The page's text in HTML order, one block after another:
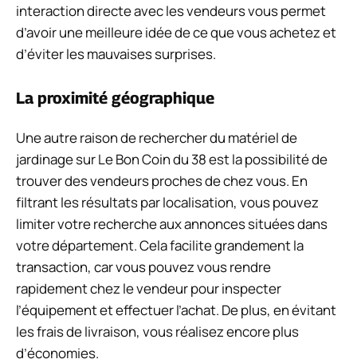
interaction directe avec les vendeurs vous permet
d’avoir une meilleure idée de ce que vous achetez et
d’éviter les mauvaises surprises.
La proximité géographique
Une autre raison de rechercher du matériel de
jardinage sur Le Bon Coin du 38 est la possibilité de
trouver des vendeurs proches de chez vous. En
filtrant les résultats par localisation, vous pouvez
limiter votre recherche aux annonces situées dans
votre département. Cela facilite grandement la
transaction, car vous pouvez vous rendre
rapidement chez le vendeur pour inspecter
l’équipement et effectuer l’achat. De plus, en évitant
les frais de livraison, vous réalisez encore plus
d’économies.